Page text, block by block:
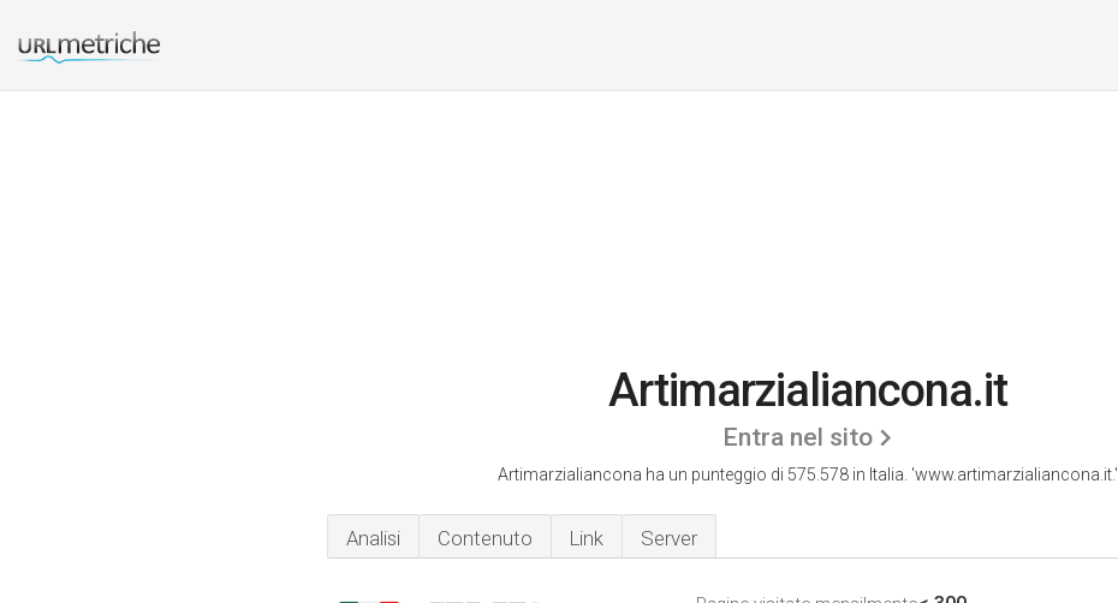
Artimarzialiancona.it
Entra nel sito
Artimarzialiancona ha un punteggio di 575.578 in Italia. 'www.artimarzialiancona.it.'
Analisi Contenuto Link Server